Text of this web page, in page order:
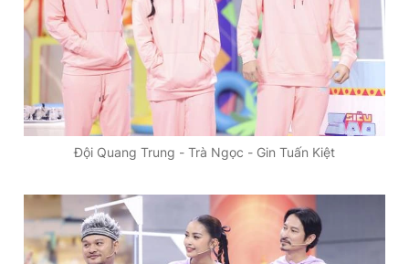
Theo dõi báo trên
Hotline
0906 645 777
Liên hệ quảng cáo
0908 780 404
Đặt báo Quảng cáo RSS Tòa soạn Chính sách bảo
Phó tổng biên tập: Lâm Hiếu Dũng
Phó tổng biên tập: Trần Việt Hưng
Tổng thư ký tòa soạn: Đức Trung
Đội Quang Trung - Trà Ngọc - Gin Tuấn Kiệt